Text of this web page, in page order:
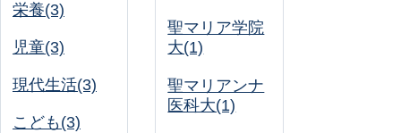
栄養(3)
児童(3)
現代生活(3)
こども(3)
聖マリア学院
大(1)
聖マリアンナ
医科大(1)